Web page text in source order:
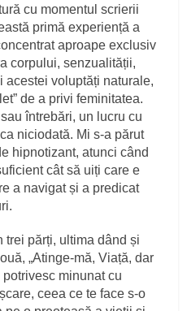
cu momentul scrierii
primă experiență a
aproape exclusiv
corpului, senzualității,
acestei voluptăți naturale,
de a privi feminitatea.
întrebări, un lucru cu
niciodată. Mi s-a părut
hipnotizant, atunci când
cât să uiți care e
a navigat și a predicat
trei părți, ultima dând și
„Atinge-mă, Viață, dar
potrivesc minunat cu
ceea ce te face s-o